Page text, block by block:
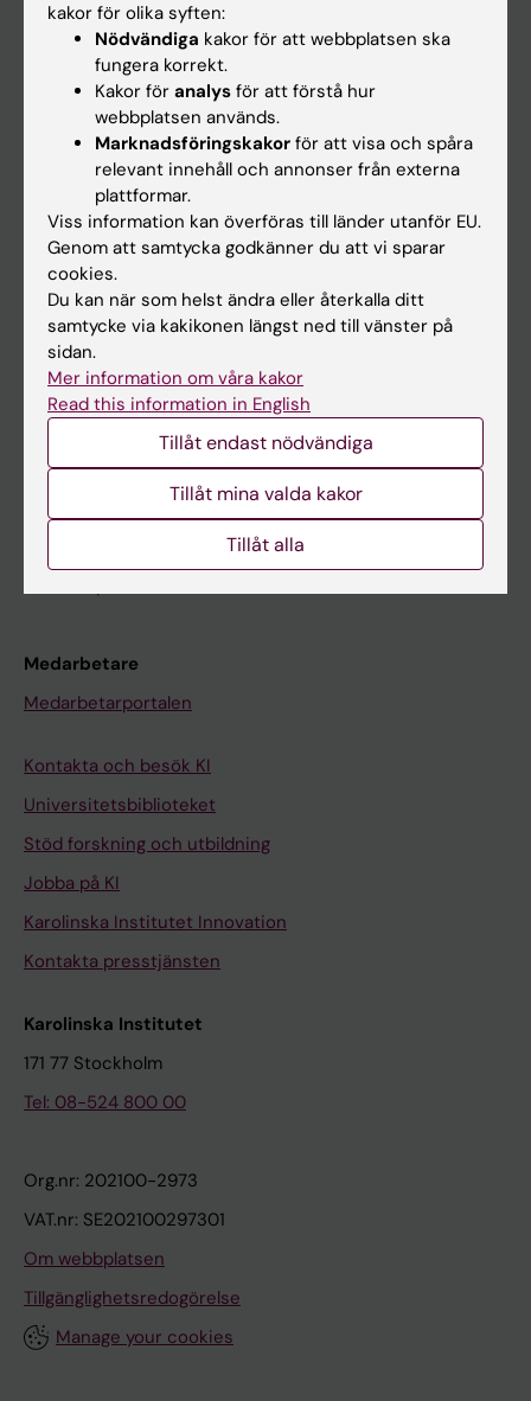
Utbildning
Forskarutbildning
Forskning
På gång
Nyheter
Kalender
Student
Ladok
Canvas
Schema
Kurs- och programwebbar
Medarbetare
Medarbetarportalen
Kontakta och besök KI
Universitetsbiblioteket
Stöd forskning och utbildning
Jobba på KI
Karolinska Institutet Innovation
Kontakta presstjänsten
Karolinska Institutet
171 77 Stockholm
Tel: 08-524 800 00
Org.nr: 202100-2973
VAT.nr: SE202100297301
Om webbplatsen
Tillgänglighetsredogörelse
Manage your cookies
kakor för olika syften:
Nödvändiga kakor för att webbplatsen ska
fungera korrekt.
Kakor för analys för att förstå hur
webbplatsen används.
Marknadsföringskakor för att visa och spåra
relevant innehåll och annonser från externa
plattformar.
Viss information kan överföras till länder utanför EU.
Genom att samtycka godkänner du att vi sparar
cookies.
Du kan när som helst ändra eller återkalla ditt
samtycke via kakikonen längst ned till vänster på
sidan.
Mer information om våra kakor
Read this information in English
Tillåt endast nödvändiga
Tillåt mina valda kakor
Tillåt alla